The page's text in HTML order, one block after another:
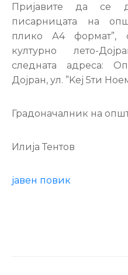
Пријавите да се
писарницата на
плико А4 формат”,
културно лето-
следната адреса:
Дојран, ул. ”Kej 5ти
Градоначалник на
Илија Тентов
јавен повик